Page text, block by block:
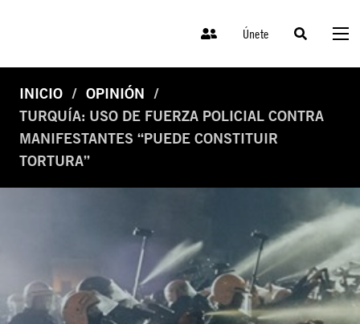
Únete
INICIO
OPINIÓN
TURQUÍA: USO DE FUERZA POLICIAL CONTRA
MANIFESTANTES “PUEDE CONSTITUIR
TORTURA”